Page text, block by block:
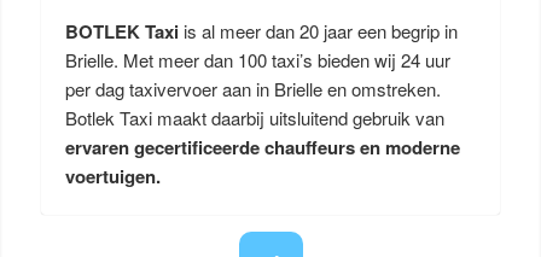
BOTLEK Taxi is al meer dan 20 jaar een begrip in
Brielle. Met meer dan 100 taxi’s bieden wij 24 uur
per dag taxivervoer aan in Brielle en omstreken.
Botlek Taxi maakt daarbij uitsluitend gebruik van
ervaren gecertificeerde chauffeurs en moderne
voertuigen.